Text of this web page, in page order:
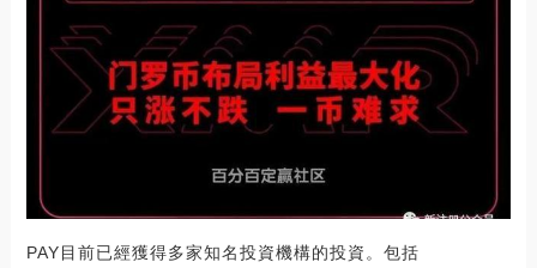
PAY目前已經獲得多家知名投資機構的投資。包括